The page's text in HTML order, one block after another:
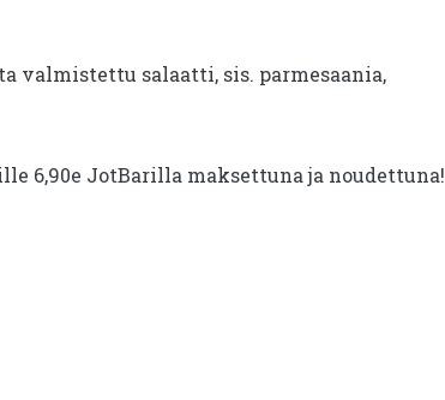
valmistettu salaatti, sis. parmesaania,
6,90e JotBarilla maksettuna ja noudettuna!